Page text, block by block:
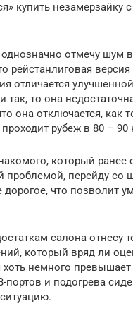
купить незамерзайку
отмечу шум
рейстанлиговая версия
отличается
так, то она
она отключается, как
рубеж в 80 – 90
который ранее
проблемой, перейду со
дорогое, что позволит
салона отнесу
который вряд ли
хоть немного
портов и подогрева